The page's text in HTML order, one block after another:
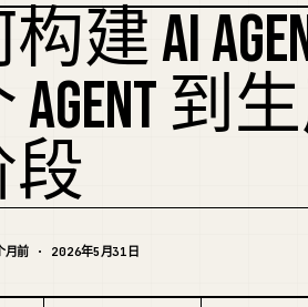
建 AI
到
段
月前 · 2026年5月31日